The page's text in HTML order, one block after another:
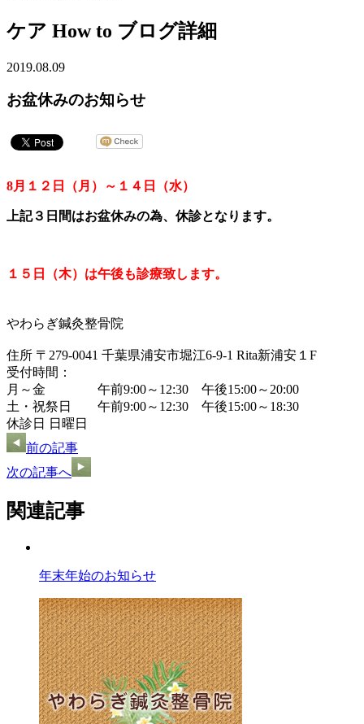
ケア How to ブログ詳細
2019.08.09
お盆休みのお知らせ
8月１２日（月）～１４日（水）
上記３日間はお盆休みの為、休診となります。
１５日（木）は午後も診療致します。
やわらぎ鍼灸整骨院
住所 〒279-0041 千葉県浦安市堀江6-9-1 Rita新浦安１F
受付時間：
月～金 午前9:00～12:30 午後15:00～20:00
土・祝祭日 午前9:00～12:30 午後15:00～18:30
休診日 日曜日
前の記事
次の記事へ
関連記事
年末年始のお知らせ